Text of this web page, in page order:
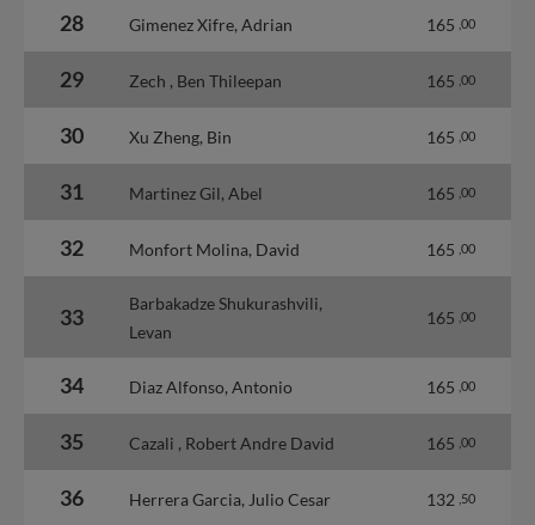
28 Gimenez Xifre, Adrian 165 ,00
29 Zech , Ben Thileepan 165 ,00
30 Xu Zheng, Bin 165 ,00
31 Martinez Gil, Abel 165 ,00
32 Monfort Molina, David 165 ,00
33
Barbakadze Shukurashvili,
Levan
165 ,00
34 Diaz Alfonso, Antonio 165 ,00
35 Cazali , Robert Andre David 165 ,00
36 Herrera Garcia, Julio Cesar 132 ,50